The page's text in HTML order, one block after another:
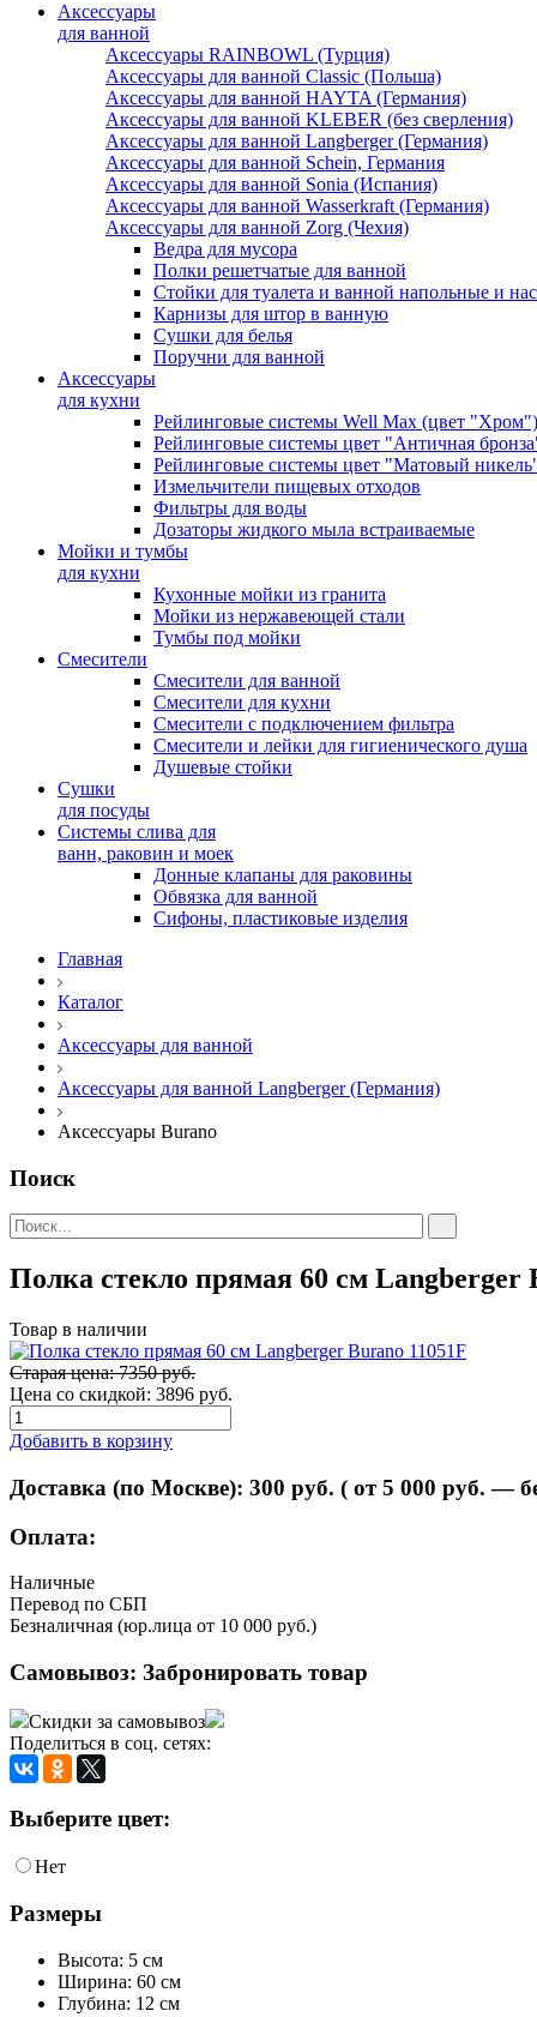
Аксессуары
для ванной
Аксессуары RAINBOWL (Турция)
Аксессуары для ванной Classic (Польша)
Аксессуары для ванной HAYTA (Германия)
Аксессуары для ванной KLEBER (без сверления)
Аксессуары для ванной Langberger (Германия)
Аксессуары для ванной Schein, Германия
Аксессуары для ванной Sonia (Испания)
Аксессуары для ванной Wasserkraft (Германия)
Аксессуары для ванной Zorg (Чехия)
Ведра для мусора
Полки решетчатые для ванной
Стойки для туалета и ванной напольные и
Карнизы для штор в ванную
Сушки для белья
Поручни для ванной
Аксессуары
для кухни
Рейлинговые системы Well Max (цвет "Хром")
Рейлинговые системы цвет "Античная
Рейлинговые системы цвет "Матовый
Измельчители пищевых отходов
Фильтры для воды
Дозаторы жидкого мыла встраиваемые
Мойки и тумбы
для кухни
Кухонные мойки из гранита
Мойки из нержавеющей стали
Тумбы под мойки
Смесители
Смесители для ванной
Смесители для кухни
Смесители с подключением фильтра
Cмесители и лейки для гигиенического душа
Душевые стойки
Сушки
для посуды
Системы слива для
ванн, раковин и моек
Донные клапаны для раковины
Обвязка для ванной
Сифоны, пластиковые изделия
Главная
Каталог
Аксессуары для ванной
Аксессуары для ванной Langberger (Германия)
Аксессуары Burano
Поиск
Полка стекло прямая 60 см Langberger
Товар в наличии
Старая цена: 7350 руб.
Цена со скидкой: 3896 руб.
Добавить в корзину
Доставка (по Москве): 300 руб. ( от 5 000 руб. —
Оплата:
Наличные
Перевод по СБП
Безналичная (юр.лица от 10 000 руб.)
Самовывоз: Забронировать товар
Скидки за самовывоз
Поделиться в соц. сетях:
Выберите цвет:
Нет
Размеры
Высота: 5 см
Ширина: 60 см
Глубина: 12 см